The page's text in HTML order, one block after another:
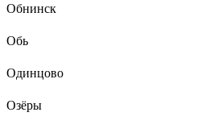
Обнинск
Обь
Одинцово
Озёры